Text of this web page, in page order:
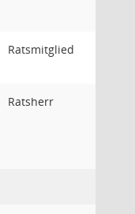
Ratsmitglied
Ratsherr